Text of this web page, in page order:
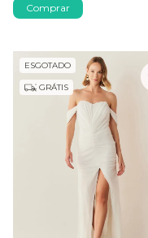
Comprar
ESGOTADO
GRÁTIS